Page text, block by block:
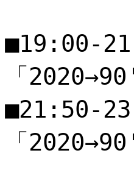
■19:00-
「
■21:50-
「